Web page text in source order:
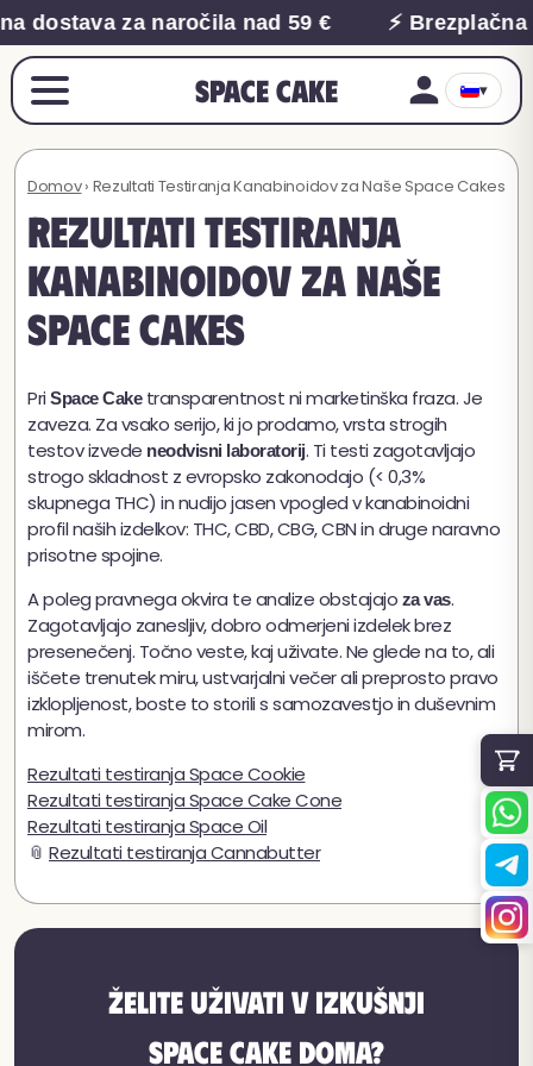
dostava za naročila nad 59 € ⚡
Space Cake ▾
Domov› Rezultati Testiranja Kanabinoidov za Naše Space Cakes
Rezultati Testiranja
Kanabinoidov za Naše
Space Cakes
Pri Space Caketransparentnost ni marketinška fraza. Je
zaveza. Za vsako serijo, ki jo prodamo, vrsta strogih
testov izvede neodvisni laboratorij. Ti testi zagotavljajo
strogo skladnost z evropsko zakonodajo (< 0,3%
skupnega THC) in nudijo jasen vpogled v kanabinoidni
profil naših izdelkov: THC, CBD, CBG, CBN in druge naravno
prisotne spojine.
A poleg pravnega okvira te analize obstajajo za vas.
Zagotavljajo zanesljiv, dobro odmerjeni izdelek brez
presenečenj. Točno veste, kaj uživate. Ne glede na to, ali
iščete trenutek miru, ustvarjalni večer ali preprosto pravo
izklopljenost, boste to storili s samozavestjo in duševnim
mirom.
Rezultati testiranja Space Cookie
Rezultati testiranja Space Cake Cone
Rezultati testiranja Space Oil
📎 Rezultati testiranja Cannabutter
Želite uživati v izkušnji
Space Cake doma?